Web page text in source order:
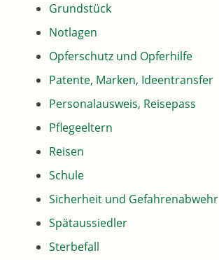
Grundstück
Notlagen
Opferschutz und Opferhilfe
Patente, Marken, Ideentransfer
Personalausweis, Reisepass
Pflegeeltern
Reisen
Schule
Sicherheit und Gefahrenabwehr
Spätaussiedler
Sterbefall